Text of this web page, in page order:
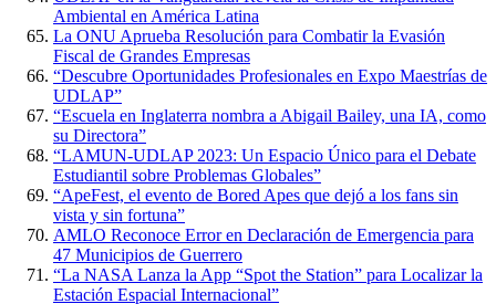
Ambiental en América Latina
La ONU Aprueba Resolución para Combatir la Evasión
Fiscal de Grandes Empresas
“Descubre Oportunidades Profesionales en Expo Maestrías de
UDLAP”
“Escuela en Inglaterra nombra a Abigail Bailey, una IA, como
su Directora”
“LAMUN-UDLAP 2023: Un Espacio Único para el Debate
Estudiantil sobre Problemas Globales”
“ApeFest, el evento de Bored Apes que dejó a los fans sin
vista y sin fortuna”
AMLO Reconoce Error en Declaración de Emergencia para
47 Municipios de Guerrero
“La NASA Lanza la App “Spot the Station” para Localizar la
Estación Espacial Internacional”